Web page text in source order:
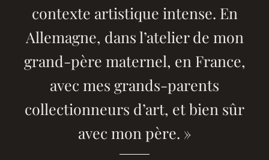
contexte artistique intense. En
Allemagne, dans l’atelier de mon
grand-père maternel, en France,
avec mes grands-parents
collectionneurs d’art, et bien sûr
avec mon père. »